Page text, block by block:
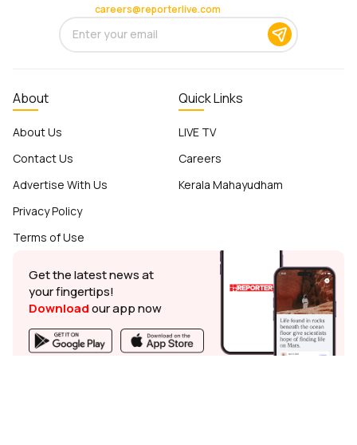
careers@reporterlive.com
About
About Us
Contact Us
Advertise With Us
Privacy Policy
Terms of Use
Quick Links
LIVE TV
Careers
Kerala Mahayudham
Get the latest news at
your fingertips!
Downloadour app now